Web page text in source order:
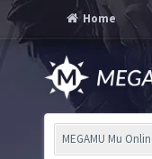
Home
MEGAMU Mu